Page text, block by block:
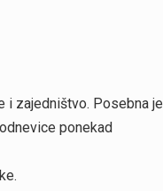
i zajedništvo. Posebna je
ponekad